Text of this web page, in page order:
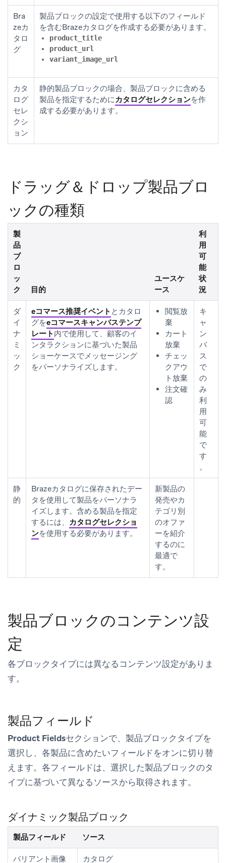
Bra
zeカ
タロ
グ
製品ブロックの設定で使用する以下のフィールド
を含むBrazeカタログを作成する必要があります。
product_title
product_url
variant_image_url
カタ
ログ
セレ
クシ
ョン
静的製品ブロックの場合、製品ブロックに含める
製品を指定するためにカタログセレクションを作
成する必要があります。
ドラッグ＆ドロップ製品ブロ
ックの種類
製
品
ブ
ロ
ッ
ク
目的
ユースケ
ース
利
用
可
能
状
況
ダ
イ
ナ
ミ
ッ
ク
eコマース推奨イベント とカタロ
グをeコマースキャンバステンプ
レート 内で使用して、顧客のイ
ンタラクションに基づいた製品
ショーケースでメッセージング
をパーソナライズします。
閲覧放
棄
カート
放棄
チェッ
クアウ
ト放棄
注文確
認
キ
ャ
ン
バ
ス
で
の
み
利
用
可
能
で
す
。
静
的
Brazeカタログに保存されたデー
タを使用して製品をパーソナラ
イズします。含める製品を指定
するには、 カタログセレクショ
ンを使用する必要があります。
新製品の
発売やカ
テゴリ別
のオファ
ーを紹介
するのに
最適で
す。
製品ブロックのコンテンツ設
定
各ブロックタイプには異なるコンテンツ設定がありま
す。
製品フィールド
Product Fieldsセクションで、製品ブロックタイプを
選択し、各製品に含めたいフィールドをオンに切り替
えます。各フィールドは、選択した製品ブロックのタ
イプに基づいて異なるソースから取得されます。
ダイナミック製品ブロック
製品フィールド ソース
バリアント画像 カタログ